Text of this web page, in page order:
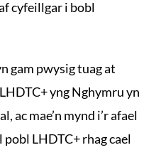
cyfeillgar i bobl
gam pwysig tuag at
yng Nghymru yn
ac mae’n mynd i’r afael
LHDTC+ rhag cael